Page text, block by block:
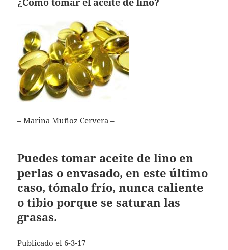
– Marina Muñoz Cervera –
Puedes tomar aceite de lino en
perlas o envasado, en este último
caso, tómalo frío, nunca caliente
o tibio porque se saturan las
grasas.
Publicado el 6-3-17